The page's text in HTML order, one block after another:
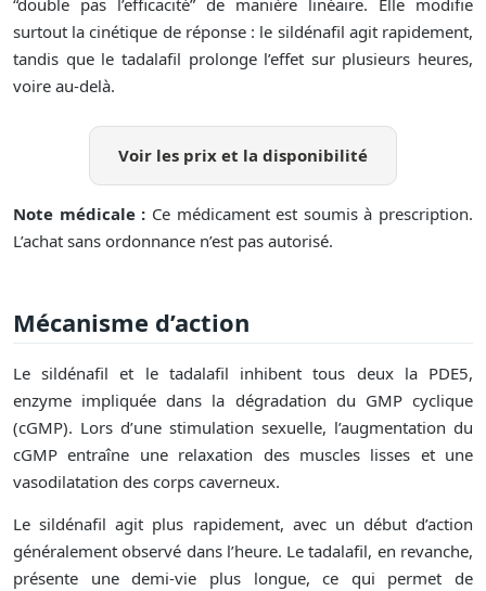
“double pas l’efficacité” de manière linéaire. Elle modifie
surtout la cinétique de réponse : le sildénafil agit rapidement,
tandis que le tadalafil prolonge l’effet sur plusieurs heures,
voire au-delà.
Voir les prix et la disponibilité
Note médicale : Ce médicament est soumis à prescription.
L’achat sans ordonnance n’est pas autorisé.
Mécanisme d’action
Le sildénafil et le tadalafil inhibent tous deux la PDE5,
enzyme impliquée dans la dégradation du GMP cyclique
(cGMP). Lors d’une stimulation sexuelle, l’augmentation du
cGMP entraîne une relaxation des muscles lisses et une
vasodilatation des corps caverneux.
Le sildénafil agit plus rapidement, avec un début d’action
généralement observé dans l’heure. Le tadalafil, en revanche,
présente une demi-vie plus longue, ce qui permet de